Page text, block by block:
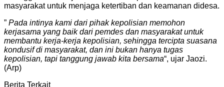
masyarakat untuk menjaga ketertiban dan keamanan didesa.
” Pada intinya kami dari pihak kepolisian memohon
kerjasama yang baik dari pemdes dan masyarakat untuk
membantu kerja-kerja kepolisian, sehingga tercipta suasana
kondusif di masyarakat, dan ini bukan hanya tugas
kepolisian, tapi tanggung jawab kita bersama“, ujar Jaozi.
(Arp)
Berita Terkait